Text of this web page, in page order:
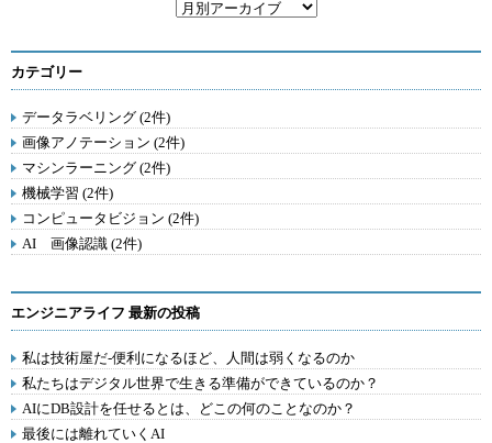
カテゴリー
データラベリング (2件)
画像アノテーション (2件)
マシンラーニング (2件)
機械学習 (2件)
コンピュータビジョン (2件)
AI 画像認識 (2件)
エンジニアライフ 最新の投稿
私は技術屋だ-便利になるほど、人間は弱くなるのか
私たちはデジタル世界で生きる準備ができているのか？
AIにDB設計を任せるとは、どこの何のことなのか？
最後には離れていくAI